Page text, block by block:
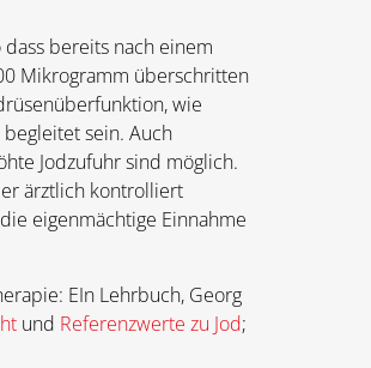
bereits nach einem
Mikrogramm überschritten
wie
sein. Auch
Jodzufuhr sind möglich.
ärztlich kontrolliert
eigenmächtige Einnahme
EIn Lehrbuch, Georg
und Referenzwerte zu Jod;